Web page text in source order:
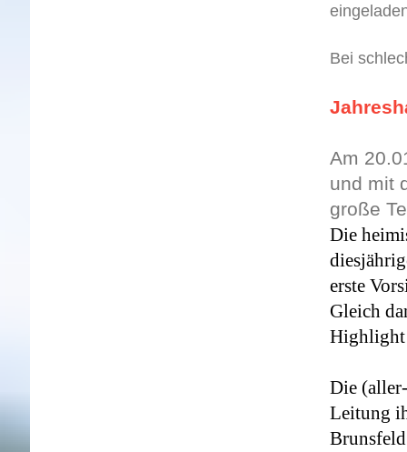
Bei
Am
und mit
große
Die
erste
Gleich
Die
Leitung